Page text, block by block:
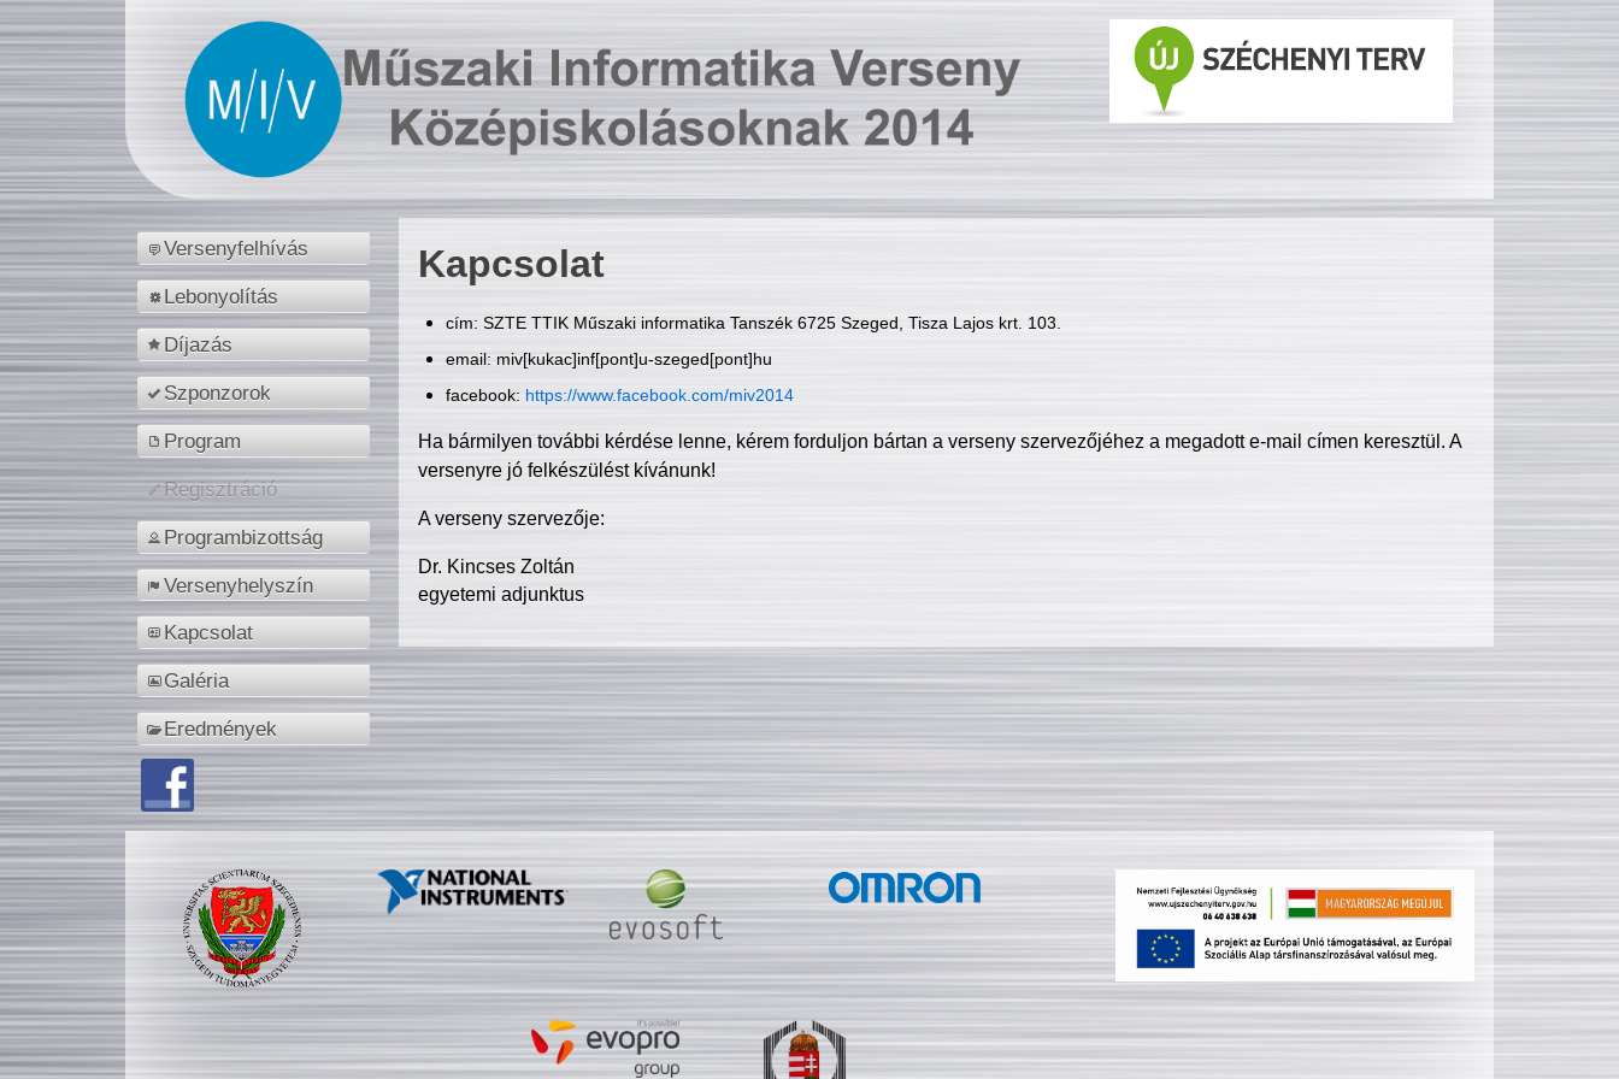
Versenyfelhívás
Lebonyolítás
Díjazás
Szponzorok
Program
Regisztráció
Programbizottság
Versenyhelyszín
Kapcsolat
Galéria
Eredmények
Kapcsolat
cím: SZTE TTIK Műszaki informatika Tanszék 6725 Szeged, Tisza Lajos krt. 103.
email: miv[kukac]inf[pont]u-szeged[pont]hu
facebook: https://www.facebook.com/miv2014
Ha bármilyen további kérdése lenne, kérem forduljon bártan a verseny szervezőjéhez a megadott e-mail címen keresztül. A
versenyre jó felkészülést kívánunk!
A verseny szervezője:
Dr. Kincses Zoltán
egyetemi adjunktus